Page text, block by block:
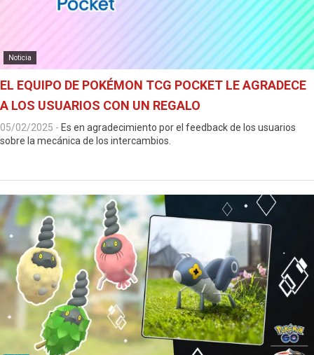
Noticia
EL EQUIPO DE POKÉMON TCG POCKET LE AGRADECE
A LOS USUARIOS CON UN REGALO
05/02/2025 - Es en agradecimiento por el feedback de los usuarios
sobre la mecánica de los intercambios.